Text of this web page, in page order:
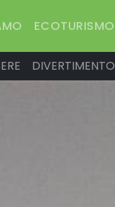
ECOTURISMO
DIVERTIMENTO